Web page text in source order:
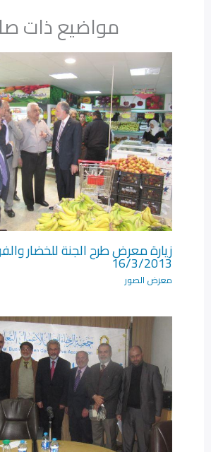
مواضيع ذات
زيارة معرض طرح الجنة للخضار
16/3/2013
معرض الصور